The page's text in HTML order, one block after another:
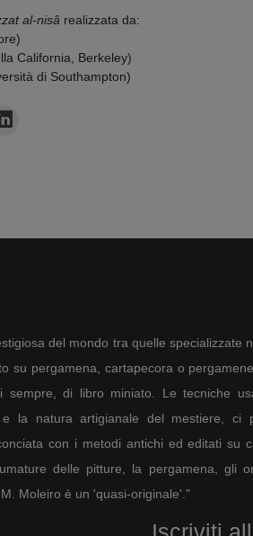
al-nisâ realizzata da:
California, Berkeley)
di Southampton)
del mondo tra quelle specializzate
su pergamena, cartapecora o
di libro miniato. Le tecniche
la natura artigianale del mestiere, ci
con i metodi antichi ed editati su
delle pitture, la pergamena, gli
Moleiro è un 'quasi-originale'."